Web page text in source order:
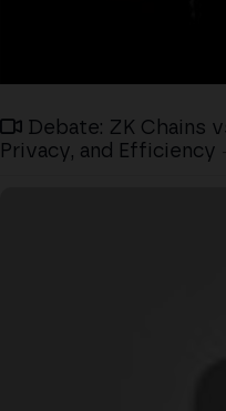
Debate: ZK Chains
Privacy, and Efficiency